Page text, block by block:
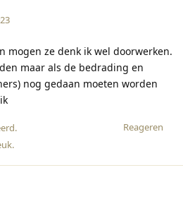
mogen ze denk ik wel doorwerken.
maar als de bedrading en
nog gedaan moeten worden
Reageren
.
.